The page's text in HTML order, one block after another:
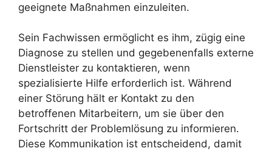
geeignete Maßnahmen einzuleiten.
Sein Fachwissen ermöglicht es ihm, zügig eine
Diagnose zu stellen und gegebenenfalls externe
Dienstleister zu kontaktieren, wenn
spezialisierte Hilfe erforderlich ist. Während
einer Störung hält er Kontakt zu den
betroffenen Mitarbeitern, um sie über den
Fortschritt der Problemlösung zu informieren.
Diese Kommunikation ist entscheidend, damit